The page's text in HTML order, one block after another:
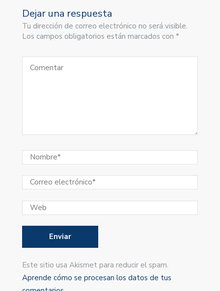
Dejar una respuesta
Tu dirección de correo electrónico no será visible.
Los campos obligatorios están marcados con *
Este sitio usa Akismet para reducir el spam.
Aprende cómo se procesan los datos de tus